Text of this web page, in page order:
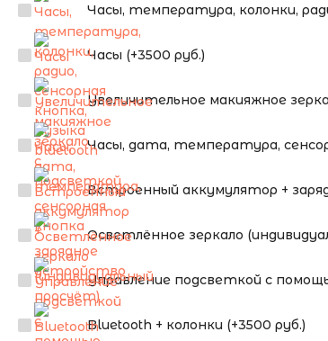
Часы, температура, колонки,
Часы (+3500 руб.)
Увеличительное макияжное
Часы, дата, температура,
Встроенный аккумулятор +
Осветлённое зеркало
Управление подсветкой с
Bluetooth + колонки (+3500 руб.)